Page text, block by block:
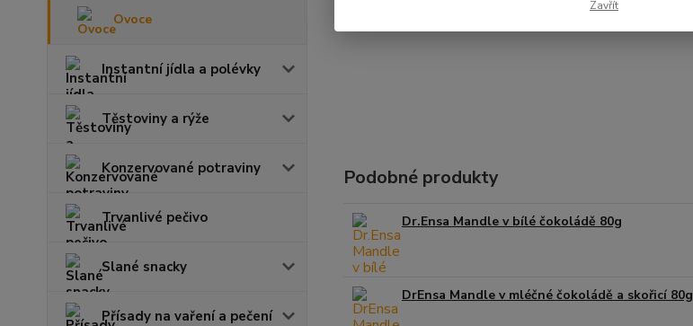
Ovoce
Instantní jídla a polévky
Těstoviny a rýže
Konzervované potraviny
Trvanlivé pečivo
Slané snacky
Přísady na vaření a pečení
Podobné produkty
Dr.Ensa Mandle v bílé čokoládě 80g
DrEnsa Mandle v mléčné čokoládě a skořicí 80g
Zavřít